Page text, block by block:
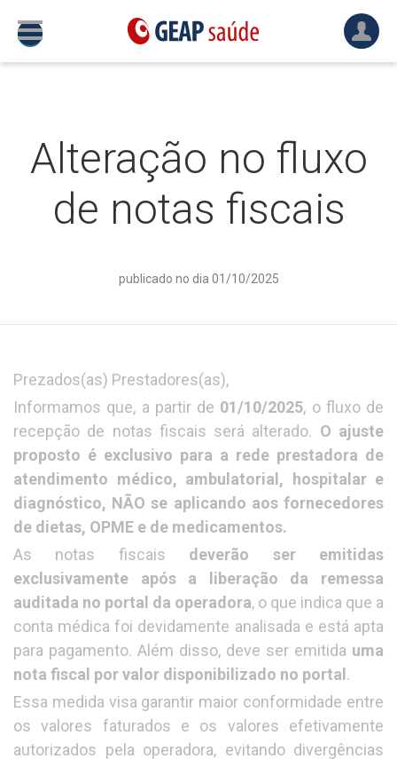
Alteração no fluxo
de notas fiscais
publicado no dia 01/10/2025
Prezados(as) Prestadores(as),
Informamos que, a partir de 01/10/2025, o fluxo de
recepção de notas fiscais será alterado. O ajuste
proposto é exclusivo para a rede prestadora de
atendimento médico, ambulatorial, hospitalar e
diagnóstico, NÃO se aplicando aos fornecedores
de dietas, OPME e de medicamentos.
As notas fiscais deverão ser emitidas
exclusivamente após a liberação da remessa
auditada no portal da operadora, o que indica que a
conta médica foi devidamente analisada e está apta
para pagamento. Além disso, deve ser emitida uma
nota fiscal por valor disponibilizado no portal .
Essa medida visa garantir maior conformidade entre
os valores faturados e os valores efetivamente
autorizados pela operadora, evitando divergências